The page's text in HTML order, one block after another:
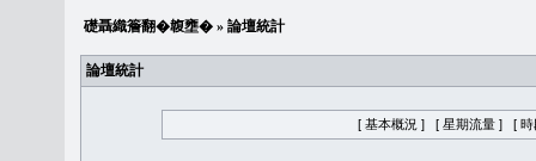
礎聶織簷翻�䪖壅� » 論壇統計
論壇統計
[ 基本概況 ] [ 星期流量 ] [ 時